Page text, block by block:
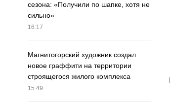
сезона: «Получили по шапке, хотя не
сильно»
16:17
Магнитогорский художник создал
новое граффити на территории
строящегося жилого комплекса
15:49